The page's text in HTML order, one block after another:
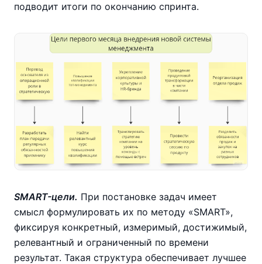
подводит итоги по окончанию спринта.
SMART-цели. При постановке задач имеет
смысл формулировать их по методу «SMART»,
фиксируя конкретный, измеримый, достижимый,
релевантный и ограниченный по времени
результат. Такая структура обеспечивает лучшее